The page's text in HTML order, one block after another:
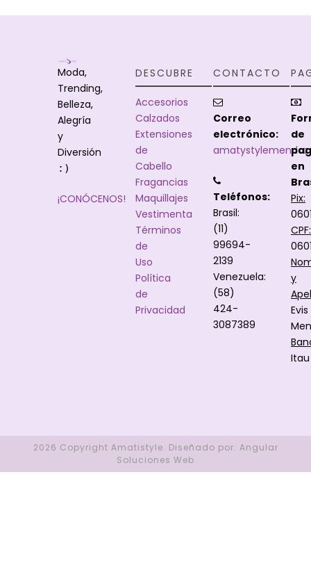
Moda,
Trending,
Belleza,
Alegría
y
Diversión
:)
¡CONÓCENOS!
DESCUBRE
Accesorios
Calzados
Extensiones
de
Cabello
Fragancias
Maquillajes
Vestimenta
Términos
de
Uso
Política
de
Privacidad
CONTACTO
Correo
electrónico:
Teléfonos:
Brasil:
(11)
99694-
2139
Venezuela:
(58)
424-
3087389
de
en
Pix:
CPF:
y
Evis
Itau
2026 Copyright Amatistyle. Diseñado por: Angular
Soluciones Web